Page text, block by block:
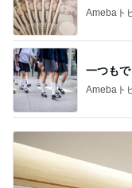
脂肪燃焼する珍しいプ
Amebaトピックス 1日前